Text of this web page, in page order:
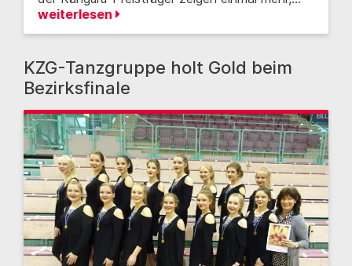
weiterlesen
KZG-Tanzgruppe holt Gold beim
Bezirksfinale